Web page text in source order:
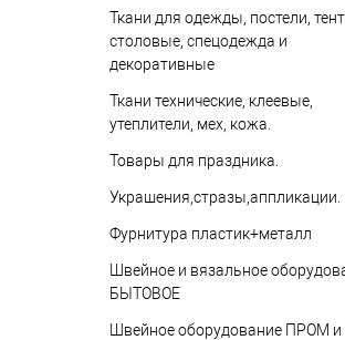
Ткани для одежды, постели,
столовые, спецодежда и
декоративные
Ткани технические, клеевые,
утеплители, мех, кожа.
Товары для праздника.
Украшения,стразы,аппликации.
Фурнитура пластик+металл
Швейное и вязальное
БЫТОВОЕ
Швейное оборудование ПРОМ